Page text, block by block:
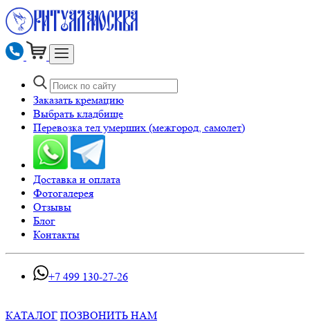
Заказать кремацию
Выбрать кладбище
Перевозка тел умерших (межгород, самолет)
Доставка и оплата
Фотогалерея
Отзывы
Блог
Контакты
+7 499 130-27-26
КАТАЛОГ ПОЗВОНИТЬ НАМ